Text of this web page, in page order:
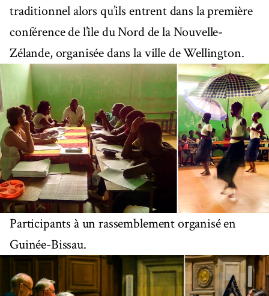
traditionnel alors qu’ils entrent dans la première
conférence de l’île du Nord de la Nouvelle-
Zélande, organisée dans la ville de Wellington.
Participants à un rassemblement organisé en
Guinée-Bissau.